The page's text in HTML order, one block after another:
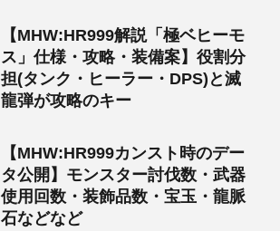
【MHW:HR999解説「極ベヒーモ
ス」仕様・攻略・装備案】役割分
担(タンク・ヒーラー・DPS)と滅
龍弾が攻略のキー
【MHW:HR999カンスト時のデー
タ公開】モンスター討伐数・武器
使用回数・装飾品数・宝玉・龍脈
石などなど